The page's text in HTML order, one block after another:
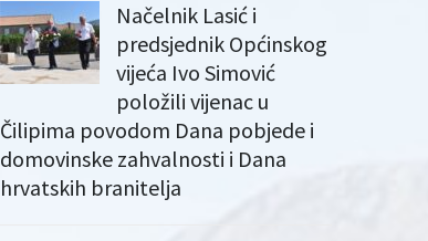
Načelnik Lasić i
predsjednik Općinskog
vijeća Ivo Simović
položili vijenac u
Čilipima povodom Dana pobjede i
domovinske zahvalnosti i Dana
hrvatskih branitelja